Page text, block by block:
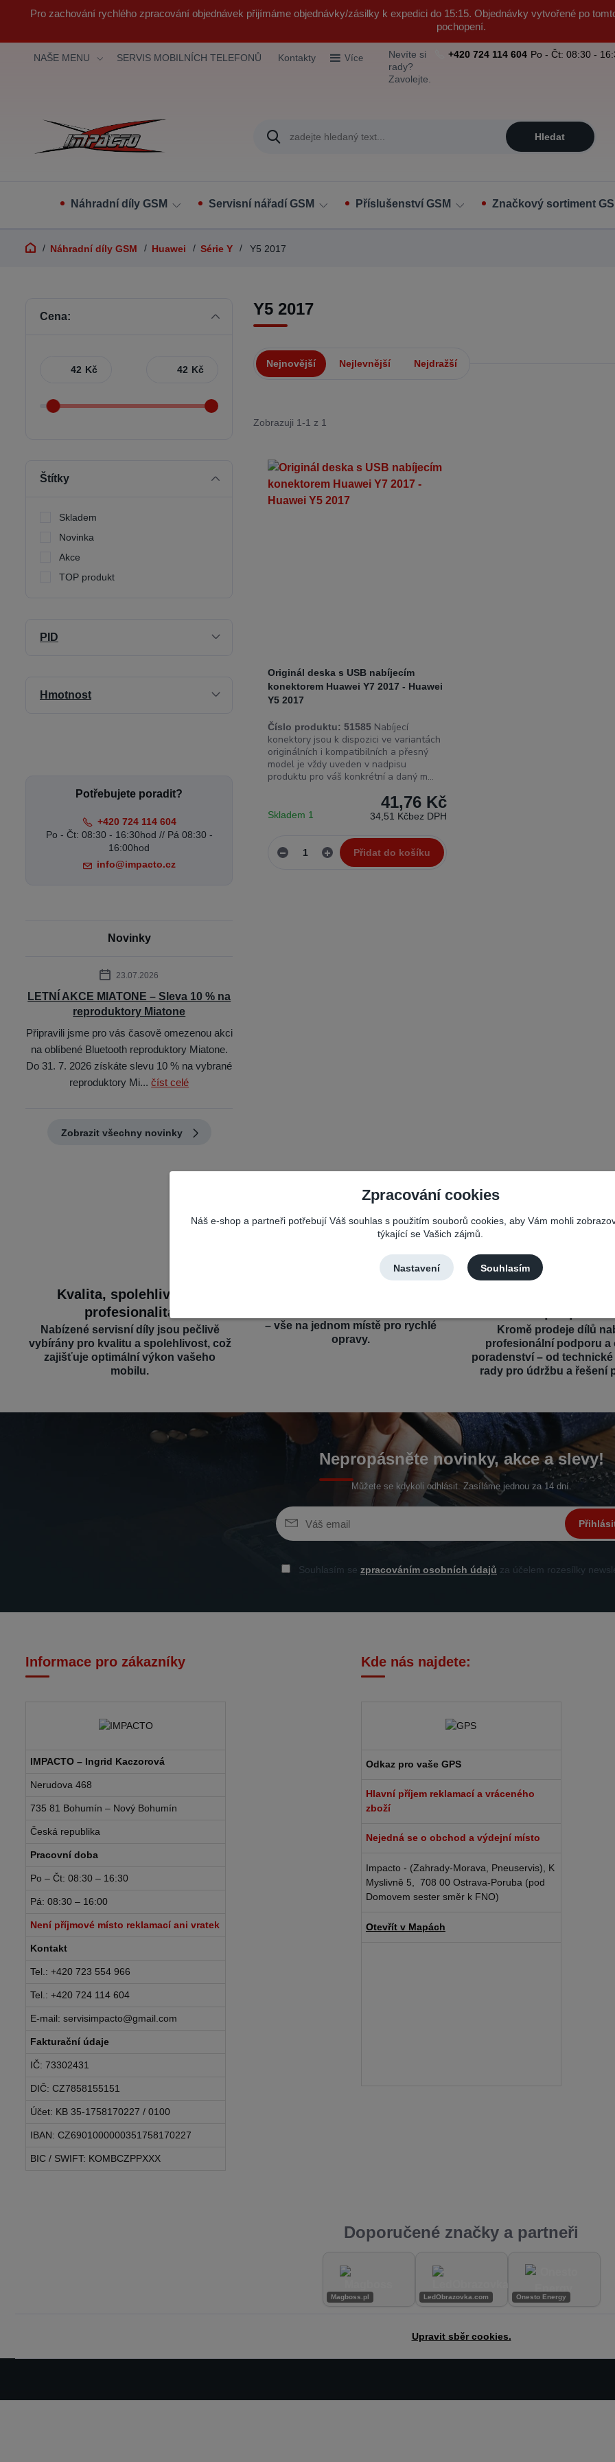
Pro zachování rychlého zpracování objednávek přijímáme objednávky/zásilky k expedici do 15:15. Objednávky vytvořené po
pochopení.
NAŠE MENU SERVIS MOBILNÍCH TELEFONŮ Kontakty Více
Hledat
Nevíte si
rady?
Zavolejte.
+420 724 114 604 Po - Čt: 08:30 -
Náhradní díly GSM Servisní nářadí GSM Příslušenství GSM Značkový sortiment
Náhradní díly GSM Huawei Série Y Y5 2017
Y5 2017
Nejnovější Nejlevnější Nejdražší
Zobrazuji 1-1 z 1
Originál deska s USB nabíjecím
konektorem Huawei Y7 2017 - Huawei
Y5 2017
Číslo produktu: 51585 Nabíjecí
konektory jsou k dispozici ve variantách
originálních i kompatibilních a přesný
model je vždy uveden v nadpisu
produktu pro váš konkrétní a daný m...
41,76 Kč
34,51 Kčbez DPH
Skladem 1
Přidat do košíku
Cena:
Kč Kč
Štítky
Skladem
Novinka
Akce
TOP produkt
PID
Hmotnost
Potřebujete poradit?
+420 724 114 604
Po - Čt: 08:30 - 16:30hod // Pá 08:30 -
16:00hod
info@impacto.cz
Novinky
23.07.2026
LETNÍ AKCE MIATONE – Sleva 10 % na
reproduktory Miatone
Připravili jsme pro vás časově omezenou akci
na oblíbené Bluetooth reproduktory Miatone.
Do 31. 7. 2026 získáte slevu 10 % na vybrané
reproduktory Mi...číst celé
Zobrazit všechny novinky
Kvalita, spolehlivost a
profesionalita
Nabízené servisní díly jsou pečlivě
vybírány pro kvalitu a spolehlivost, což
zajišťuje optimální výkon vašeho
mobilu.
– vše na jednom místě pro rychlé
opravy.
Kromě prodeje dílů
profesionální podporu a
poradenství – od
rady pro údržbu a řešení
Nepropásněte novinky, akce a slevy!
Můžete se kdykoli odhlásit. Zasíláme jednou za 14 dní.
Souhlasím se zpracováním osobních údajů za účelem rozesílky
Informace pro zákazníky
IMPACTO – Ingrid Kaczorová
Nerudova 468
735 81 Bohumín – Nový Bohumín
Česká republika
Pracovní doba
Po – Čt: 08:30 – 16:30
Pá: 08:30 – 16:00
Není příjmové místo reklamací ani vratek
Kontakt
Tel.: +420 723 554 966
Tel.: +420 724 114 604
E-mail: servisimpacto@gmail.com
Fakturační údaje
IČ: 73302431
DIČ: CZ7858155151
Účet: KB 35-1758170227 / 0100
IBAN: CZ6901000000351758170227
BIC / SWIFT: KOMBCZPPXXX
Kde nás najdete:
Odkaz pro vaše GPS
Hlavní příjem reklamací a vráceného
zboží
Nejedná se o obchod a výdejní místo
Impacto - (Zahrady-Morava, Pneuservis), K
Myslivně 5, 708 00 Ostrava-Poruba (pod
Domovem sester směr k FNO)
Otevřít v Mapách
Doporučené značky a partneři
Magboss.pl LedObrazovka.com Onesto Energy
Upravit sběr cookies.
Zpracování cookies
Náš e-shop a partneři potřebují Váš souhlas s použitím souborů cookies, aby Vám mohli
týkající se Vašich zájmů.
Nastavení Souhlasím